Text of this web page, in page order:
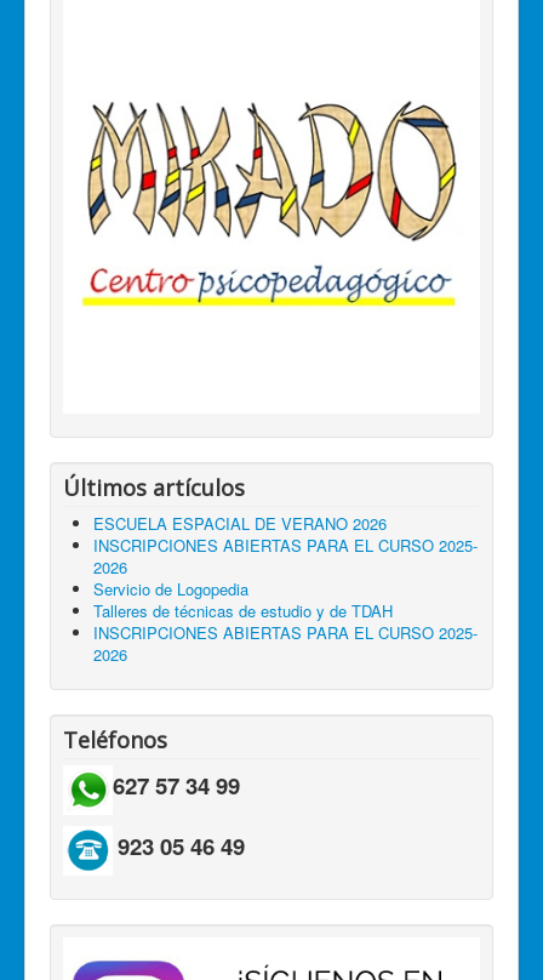
Últimos artículos
ESCUELA ESPACIAL DE VERANO 2026
INSCRIPCIONES ABIERTAS PARA EL CURSO 2025-
2026
Servicio de Logopedia
Talleres de técnicas de estudio y de TDAH
INSCRIPCIONES ABIERTAS PARA EL CURSO 2025-
2026
Teléfonos
627 57 34 99
923 05 46 49